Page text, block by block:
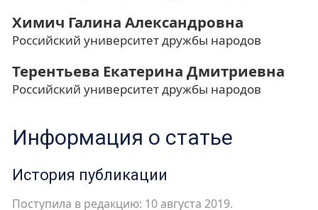
Химич Галина Александровна
Российский университет дружбы народов
Терентьева Екатерина Дмитриевна
Российский университет дружбы народов
Информация о статье
История публикации
Поступила в редакцию: 10 августа 2019.